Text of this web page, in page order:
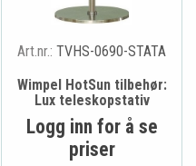
Art.nr.: TVHS-0690-STATA
Wimpel HotSun tilbehør:
Lux teleskopstativ
Logg inn for å se
priser